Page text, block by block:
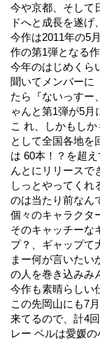
今や京都、そして
ドへと成長を遂げ
今作は2011年の5
作の第1弾となる作
今年のはじめくら
聞いてメンバーに
たら『ないっすー
ゃんと第1弾が5月
こ れ、しかもし
として全国各地を
は 60本！？を超
んとにリリースで
しっとやってくれ
のは当たり前なん
個々のキャラクタ
そのキャッチーな
プ？、ギャップて
まー何が言いたい
の人を巻き込みみ
今作も素晴らしい
この先岡山にも7
来てるので、計4
レー ベルは愛媛